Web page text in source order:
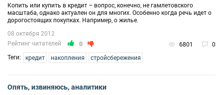
Копить или купить в кредит – вопрос, конечно, не гамлетовского
масштаба, однако актуален он для многих. Особенно когда речь идет о
дорогостоящих покупках. Например, о жилье.
Рейтинг читателей 0 6801 0
08 октября 2012
Теги: кредит накопления стройсбережения
Опять, извиняюсь, аналитики